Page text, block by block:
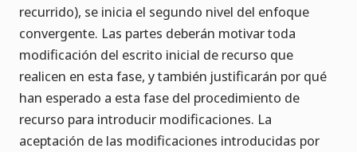
recurrido), se inicia el segundo nivel del enfoque
convergente. Las partes deberán motivar toda
modificación del escrito inicial de recurso que
realicen en esta fase, y también justificarán por qué
han esperado a esta fase del procedimiento de
recurso para introducir modificaciones. La
aceptación de las modificaciones introducidas por